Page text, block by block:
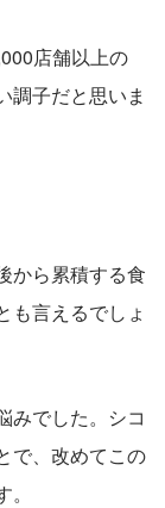
店舗以上の
調子だと思いま
から累積する食
も言えるでしょ
みでした。シコ
で、改めてこの